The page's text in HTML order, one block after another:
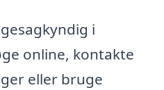
i
online, kontakte
eller bruge